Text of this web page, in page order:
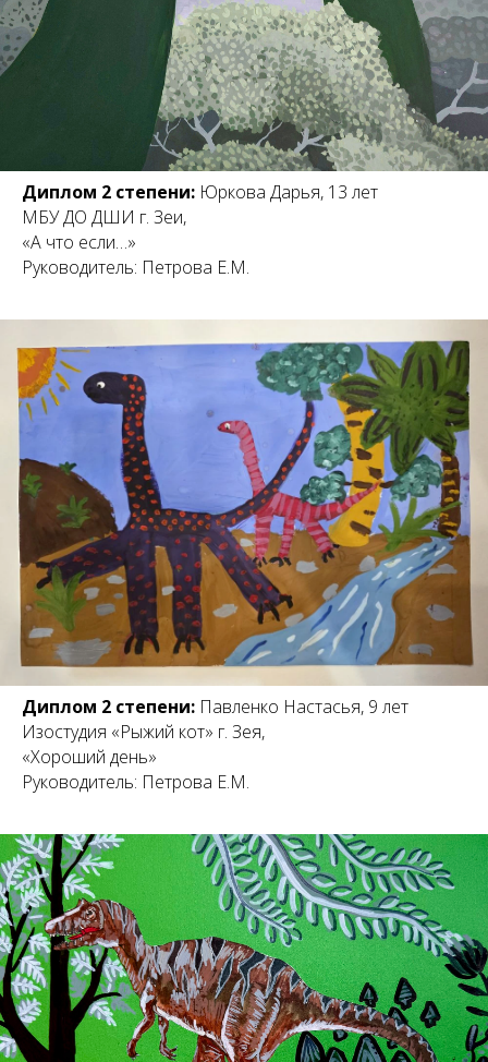
Диплом 2 степени: Юркова Дарья, 13 лет
МБУ ДО ДШИ г. Зеи,
«А что если…»
Руководитель: Петрова Е.М.
Диплом 2 степени: Павленко Настасья, 9 лет
Изостудия «Рыжий кот» г. Зея,
«Хороший день»
Руководитель: Петрова Е.М.